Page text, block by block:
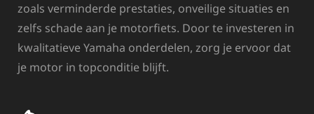
zoals verminderde prestaties, onveilige situaties en
zelfs schade aan je motorfiets. Door te investeren in
kwalitatieve Yamaha onderdelen, zorg je ervoor dat
je motor in topconditie blijft.